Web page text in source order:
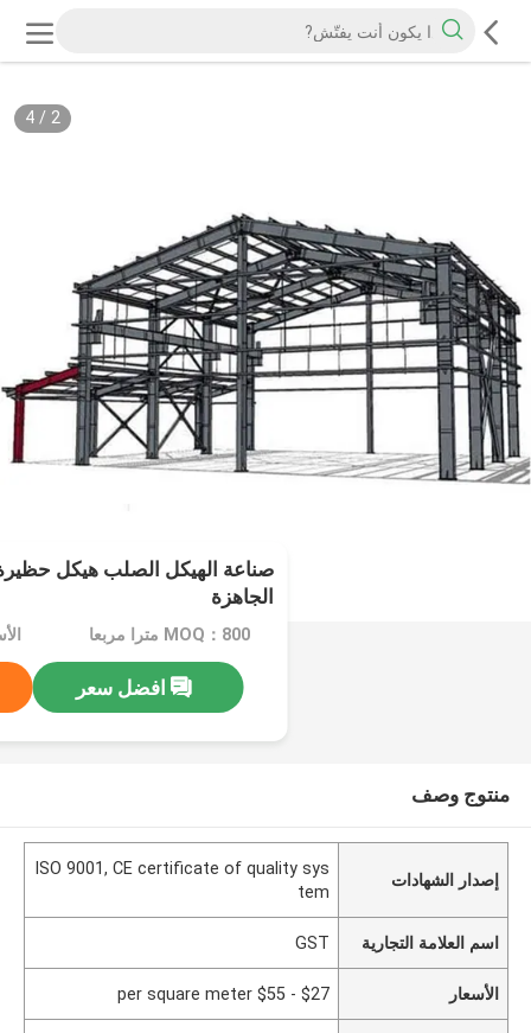
2
/
4
صناعة الهيكل الصلب هيكل
الجاهزة
MOQ：800 مترا مربعا
افضل سعر
منتوج وصف
إصدار الشهادات
ISO 9001, CE certificate of quality sys
tem
اسم العلامة التجارية GST
الأسعار $27 - $55 per square meter